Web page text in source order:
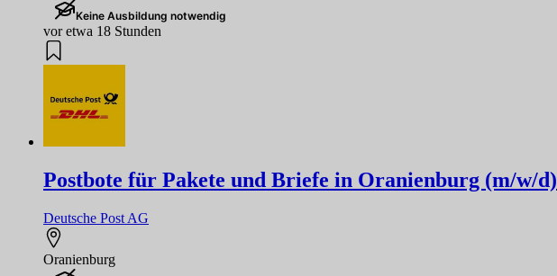
Keine Ausbildung notwendig
vor etwa 18 Stunden
Postbote für Pakete und Briefe in Oranienburg (m/w/d)
Deutsche Post AG
Oranienburg